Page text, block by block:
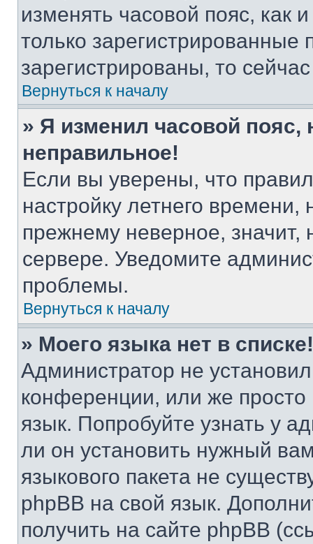
изменять часовой пояс, как
только
зарегистрированы, то
Вернуться к началу
» Я изменил часовой пояс,
неправильное!
Если вы уверены, что
настройку летнего
прежнему неверное, значит,
сервере. Уведомите
проблемы.
Вернуться к началу
» Моего языка нет в списке!
Администратор не
конференции, или же
язык. Попробуйте узнать у
ли он установить нужный
языкового пакета не
phpBB на свой язык.
получить на сайте phpBB